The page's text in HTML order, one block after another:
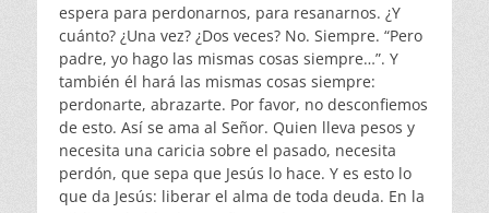
espera para perdonarnos, para resanarnos. ¿Y
cuánto? ¿Una vez? ¿Dos veces? No. Siempre. “Pero
padre, yo hago las mismas cosas siempre…”. Y
también él hará las mismas cosas siempre:
perdonarte, abrazarte. Por favor, no desconfiemos
de esto. Así se ama al Señor. Quien lleva pesos y
necesita una caricia sobre el pasado, necesita
perdón, que sepa que Jesús lo hace. Y es esto lo
que da Jesús: liberar el alma de toda deuda. En la